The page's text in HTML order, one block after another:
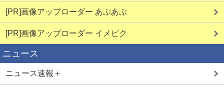
[PR]画像アップローダー あぷあぷ
[PR]画像アップローダー イメピク
ニュース
ニュース速報＋